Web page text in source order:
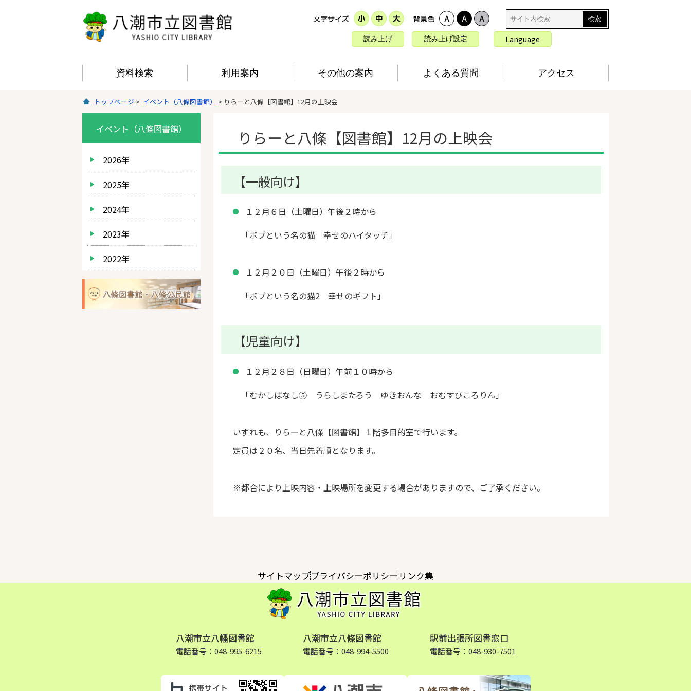
サ
イ
ト
内
読み上げ 読み上げ設定
言
語
Language
資料検索 利用案内 その他の案内 よくある質問 アクセス
トップページ > イベント（八條図書館） > りらーと八條【図書館】12月の上映会
りらーと八條【図書館】12月の上映会
【一般向け】
１２月６日（土曜日）午後２時から
「ボブという名の猫 幸せのハイタッチ」
１２月２０日（土曜日）午後２時から
「ボブという名の猫2 幸せのギフト」
【児童向け】
１２月２８日（日曜日）午前１０時から
「むかしばなし⑤ うらしまたろう ゆきおんな おむすびころりん」
いずれも、りらーと八條【図書館】１階多目的室で行います。
定員は２０名、当日先着順となります。
※都合により上映内容・上映場所を変更する場合がありますので、ご了承ください。
イベント（八條図書館）
2026年
2025年
2024年
2023年
2022年
サイトマッププライバシーポリシー リンク集
八潮市立八幡図書館
電話番号：048-995-6215
八潮市立八條図書館
電話番号：048-994-5500
駅前出張所図書窓口
電話番号：048-930-7501